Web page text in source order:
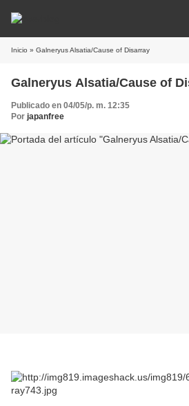
Inicio » Galneryus Alsatia/Cause of Disarray
Galneryus Alsatia/Cause of
Publicado en 04/05/p. m. 12:35
Por japanfree